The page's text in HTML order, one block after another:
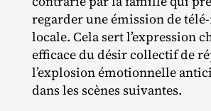
regarder une émission de
locale. Cela sert l’expression
efficace du désir collectif de
l’explosion émotionnelle
dans les scènes suivantes.